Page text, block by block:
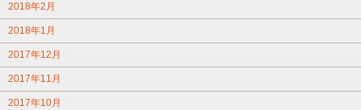
2018年2月
2018年1月
2017年12月
2017年11月
2017年10月